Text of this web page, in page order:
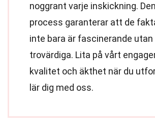
noggrant varje inskickning.
process garanterar att de
inte bara är fascinerande utan
trovärdiga. Lita på vårt
kvalitet och äkthet när du
lär dig med oss.